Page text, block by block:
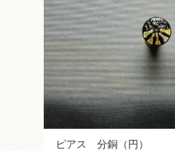
ピアス 分銅（円）